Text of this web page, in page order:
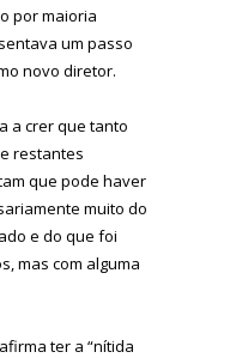
por maioria
um passo
novo diretor.
a crer que tanto
restantes
que pode haver
muito do
e do que foi
mas com alguma
ter a “nítida